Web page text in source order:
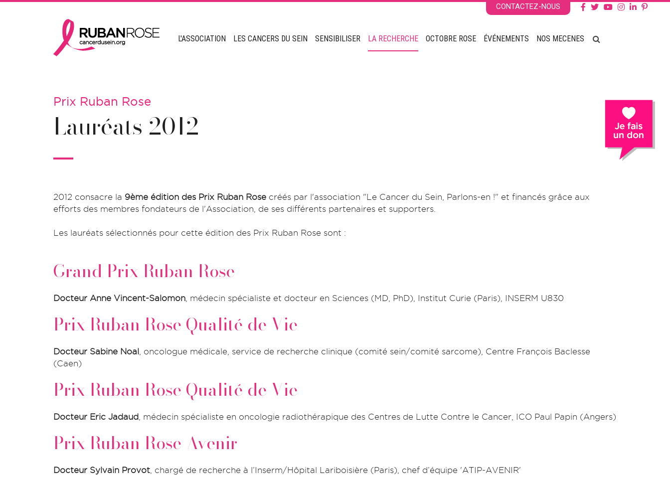
CONTACTEZ-NOUS
L'ASSOCIATION LES CANCERS DU SEIN SENSIBILISER LA RECHERCHE OCTOBRE ROSE ÉVÉNEMENTS NOS MECENES
Prix Ruban Rose
Lauréats 2012
2012 consacre la 9ème édition des Prix Ruban Rose créés par l'association "Le Cancer du Sein, Parlons-en !" et financés grâce aux
efforts des membres fondateurs de l'Association, de ses différents partenaires et supporters.
Les lauréats sélectionnés pour cette édition des Prix Ruban Rose sont :
Grand Prix Ruban Rose
Docteur Anne Vincent-Salomon , médecin spécialiste et docteur en Sciences (MD, PhD), Institut Curie (Paris), INSERM U830
Prix Ruban Rose Qualité de Vie
Docteur Sabine Noal , oncologue médicale, service de recherche clinique (comité sein/comité sarcome), Centre François Baclesse
(Caen)
Prix Ruban Rose Qualité de Vie
Docteur Eric Jadaud , médecin spécialiste en oncologie radiothérapique des Centres de Lutte Contre le Cancer, ICO Paul Papin (Angers)
Prix Ruban Rose Avenir
Docteur Sylvain Provot , chargé de recherche à l’Inserm/Hôpital Lariboisière (Paris), chef d’équipe 'ATIP-AVENIR'